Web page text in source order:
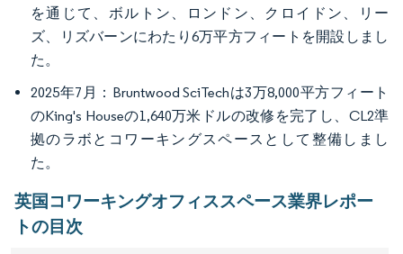
を通じて、ボルトン、ロンドン、クロイドン、リー
ズ、リズバーンにわたり6万平方フィートを開設しまし
た。
2025年7月：Bruntwood SciTechは3万8,000平方フィート
のKing's Houseの1,640万米ドルの改修を完了し、CL2準
拠のラボとコワーキングスペースとして整備しまし
た。
英国コワーキングオフィススペース業界レポー
トの目次